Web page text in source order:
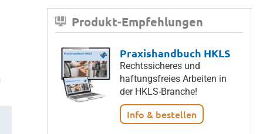
Produkt-Empfehlungen
Praxishandbuch HKLS
Rechtssicheres und
haftungsfreies Arbeiten in
der HKLS-Branche!
Info & bestellen